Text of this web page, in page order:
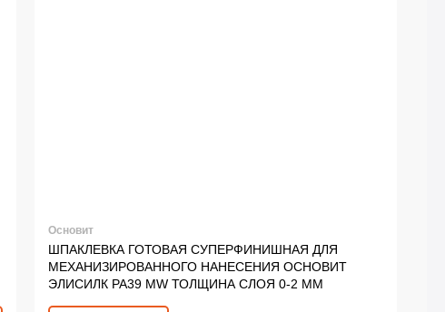
Основит
ШПАКЛЕВКА ГОТОВАЯ СУПЕРФИНИШНАЯ ДЛЯ
МЕХАНИЗИРОВАННОГО НАНЕСЕНИЯ ОСНОВИТ
ЭЛИСИЛК PA39 MW ТОЛЩИНА СЛОЯ 0-2 ММ